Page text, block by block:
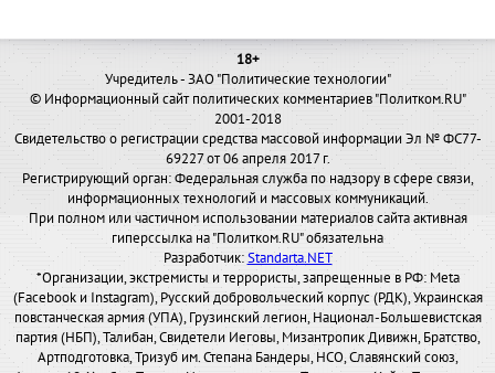
18+
Учредитель - ЗАО "Политические технологии"
© Информационный сайт политических комментариев "Политком.RU"
2001-2018
Свидетельство о регистрации средства массовой информации Эл № ФС77-
69227 от 06 апреля 2017 г.
Регистрирующий орган: Федеральная служба по надзору в сфере связи,
информационных технологий и массовых коммуникаций.
При полном или частичном использовании материалов сайта активная
гиперссылка на "Политком.RU" обязательна
Разработчик:Standarta.NET
*Организации, экстремисты и террористы, запрещенные в РФ: Meta
(Facebook и Instagram), Русский добровольческий корпус (РДК), Украинская
повстанческая армия (УПА), Грузинский легион, Национал-Большевистская
партия (НБП), Талибан, Свидетели Иеговы, Мизантропик Дивижн, Братство,
Артподготовка, Тризуб им. Степана Бандеры, НСО, Славянский союз,